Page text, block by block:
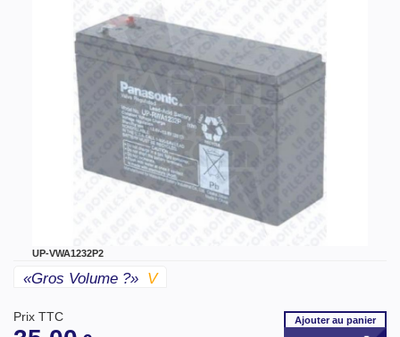
UP-VWA1232P2
«gros Volume ?» V
Prix TTC Ajouterau panier